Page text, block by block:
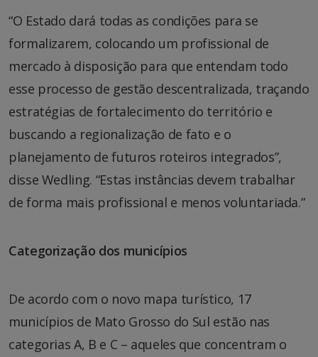
“O Estado dará todas as condições para se
formalizarem, colocando um profissional de
mercado à disposição para que entendam todo
esse processo de gestão descentralizada, traçando
estratégias de fortalecimento do território e
buscando a regionalização de fato e o
planejamento de futuros roteiros integrados”,
disse Wedling. “Estas instâncias devem trabalhar
de forma mais profissional e menos voluntariada.”
Categorização dos municípios
De acordo com o novo mapa turístico, 17
municípios de Mato Grosso do Sul estão nas
categorias A, B e C – aqueles que concentram o